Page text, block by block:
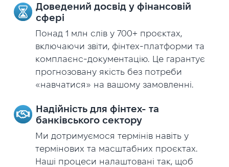
Доведений досвід у фінансовій
сфері
Понад 1 млн слів у 700+ проєктах,
включаючи звіти, фінтех-платформи та
комплаєнс-документацію. Це гарантує
прогнозовану якість без потреби
«навчатися» на вашому замовленні.
Надійність для фінтех- та
банківського сектору
Ми дотримуємося термінів навіть у
термінових та масштабних проєктах.
Наші процеси налаштовані так, щоб